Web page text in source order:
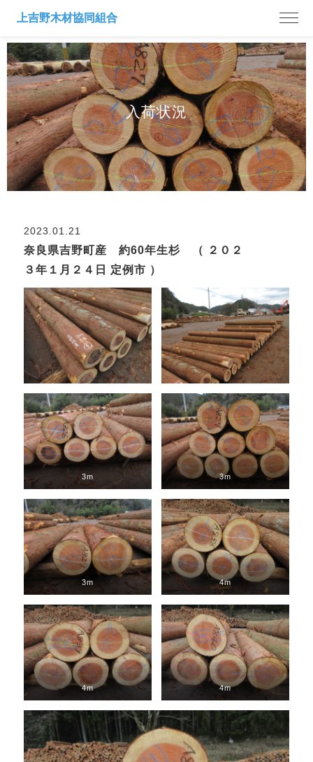
入荷状況
2023.01.21
奈良県吉野町産 約60年生杉 （ ２０２
３年１月２４日 定例市 ）
3m 3m
3m 4m
4m 4m